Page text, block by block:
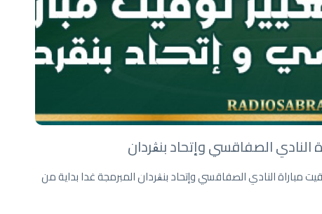
النادي الصفاقسي وإتحاد بنڨردان
مباراة النادي الصفاقسي وإتحاد بنڨردان المبرمجة غدا بداية من